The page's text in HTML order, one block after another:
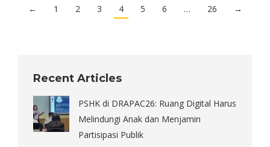
← 1 2 3 4 5 6 … 26 →
Recent Articles
PSHK di DRAPAC26: Ruang Digital Harus
Melindungi Anak dan Menjamin
Partisipasi Publik